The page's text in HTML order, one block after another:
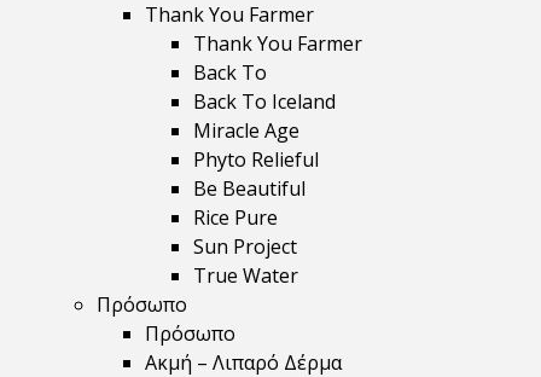
Thank You Farmer
Thank You Farmer
Back To
Back To Iceland
Miracle Age
Phyto Relieful
Be Beautiful
Rice Pure
Sun Project
True Water
Πρόσωπο
Πρόσωπο
Ακμή – Λιπαρό Δέρμα